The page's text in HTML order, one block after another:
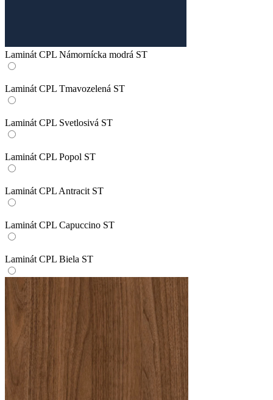
Laminát CPL Námornícka modrá ST
Laminát CPL Tmavozelená ST
Laminát CPL Svetlosivá ST
Laminát CPL Popol ST
Laminát CPL Antracit ST
Laminát CPL Capuccino ST
Laminát CPL Biela ST